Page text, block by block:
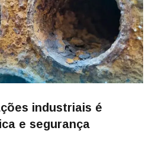
industriais é
e segurança